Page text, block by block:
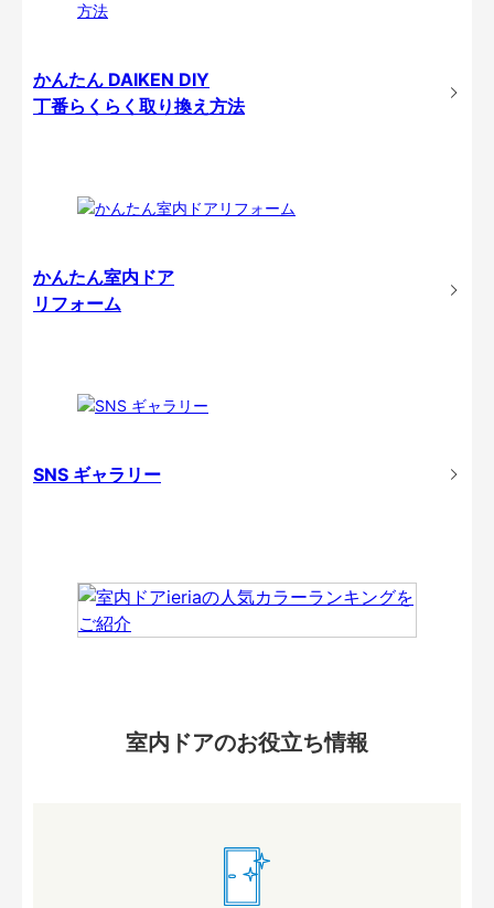
かんたん DAIKEN DIY
丁番らくらく取り換え方法
かんたん室内ドア
リフォーム
SNS ギャラリー
室内ドアのお役立ち情報